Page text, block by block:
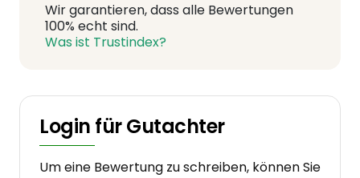
Wir garantieren, dass alle Bewertungen
100% echt sind.
Was ist Trustindex?
Login für Gutachter
Um eine Bewertung zu schreiben, können Sie